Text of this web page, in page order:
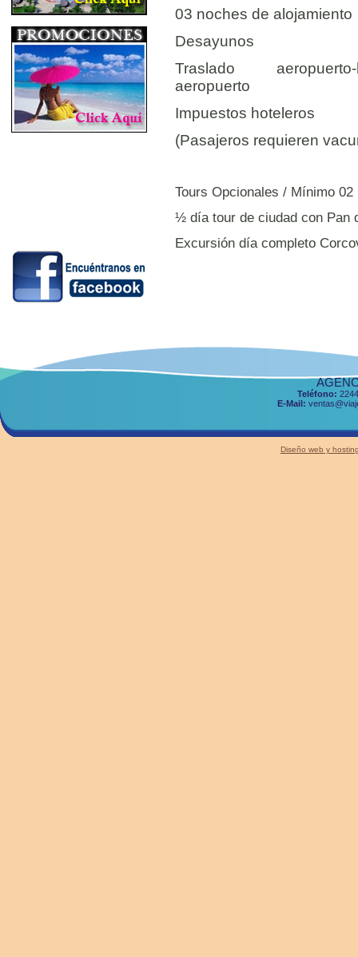
03 noches de alojamiento
Desayunos
Traslado aeropuerto-
aeropuerto
Impuestos hoteleros
(Pasajeros requieren
Tours Opcionales / Mínimo 02
½ día tour de ciudad con Pan
Excursión día completo
Teléfono:
E-Mail:
Diseño web y